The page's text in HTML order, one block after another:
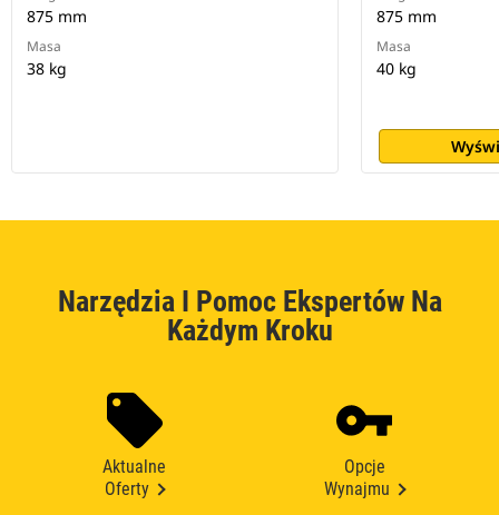
875 mm
Masa
38 kg
875 mm
Masa
40 kg
Narzędzia I Pomoc Ekspertów Na
Każdym Kroku
Aktualne
Oferty
Opcje
Wynajmu